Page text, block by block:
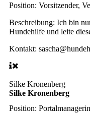
Position: Vorsitzender,
Beschreibung: Ich bin
Hundehilfe und leite
Kontakt:
Silke Kronenberg
Silke Kronenberg
Position: Portalmanagerin